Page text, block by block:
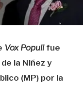
Vox Populifue
la Niñez y
(MP) por la